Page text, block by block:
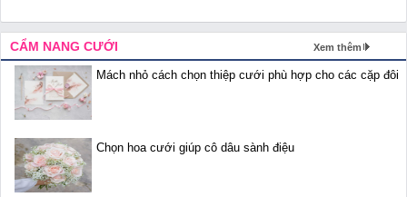
CẨM NANG CƯỚI Xem thêm
Mách nhỏ cách chọn thiệp cưới phù hợp cho các cặp đôi
Chọn hoa cưới giúp cô dâu sành điệu